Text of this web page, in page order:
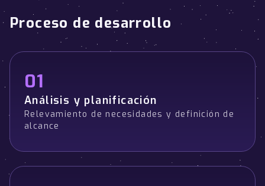
Proceso de desarrollo
01
Análisis y planificación
Relevamiento de necesidades y definición de
alcance